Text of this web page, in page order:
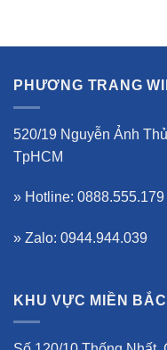
PHƯƠNG TRANG
520/19 Nguyễn Ảnh
TpHCM
» Hotline: 0888.555.179
» Zalo: 0944.944.039
KHU VỰC MIỀN BẮC